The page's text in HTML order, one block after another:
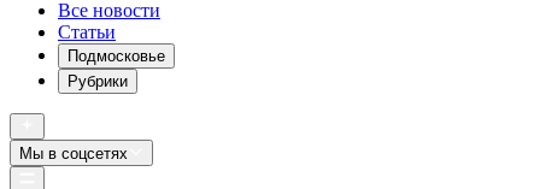
Все новости
Статьи
Подмосковье
Рубрики
Мы в соцсетях